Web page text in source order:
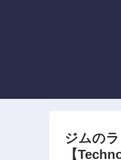
ジムの
【